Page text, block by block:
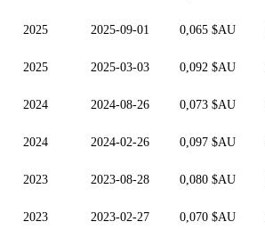
2025 2025-09-01 0,065 $AU
2025 2025-03-03 0,092 $AU
2024 2024-08-26 0,073 $AU
2024 2024-02-26 0,097 $AU
2023 2023-08-28 0,080 $AU
2023 2023-02-27 0,070 $AU